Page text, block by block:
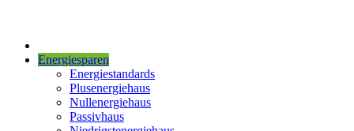
Energiesparen
Energiestandards
Plusenergiehaus
Nullenergiehaus
Passivhaus